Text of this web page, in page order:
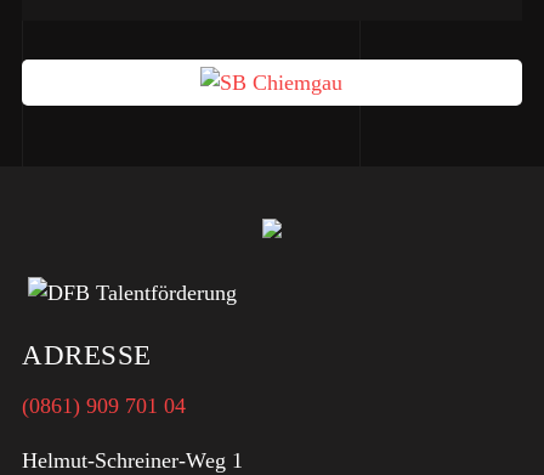
ADRESSE
(0861) 909 701 04
Helmut-Schreiner-Weg 1